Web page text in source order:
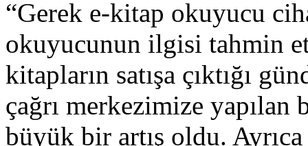
“Gerek e-kitap okuyucu
okuyucunun ilgisi tahmin
kitapların satışa çıktığı
çağrı merkezimize
büyük bir artış oldu.